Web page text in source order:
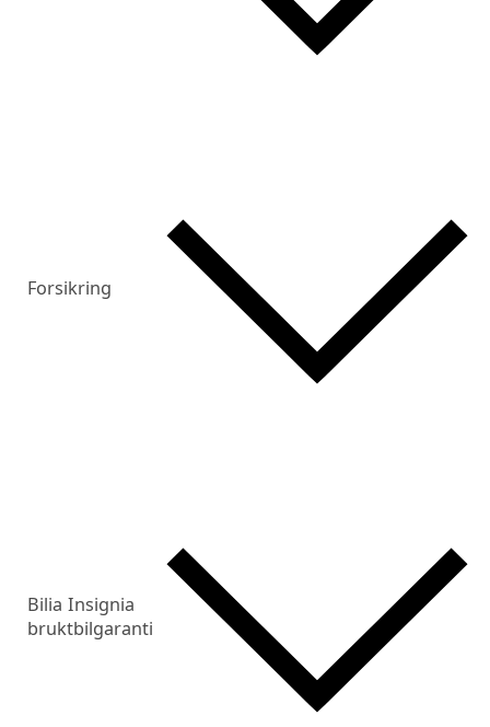
Forsikring
Bilia Insignia
bruktbilgaranti